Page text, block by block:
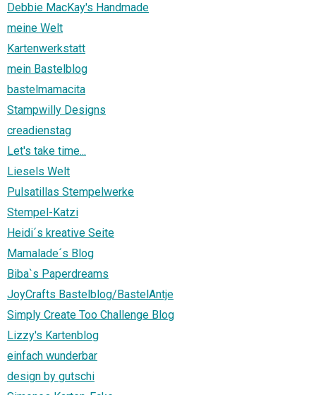
Debbie MacKay's Handmade
meine Welt
Kartenwerkstatt
mein Bastelblog
bastelmamacita
Stampwilly Designs
creadienstag
Let's take time...
Liesels Welt
Pulsatillas Stempelwerke
Stempel-Katzi
Heidi´s kreative Seite
Mamalade´s Blog
Biba`s Paperdreams
JoyCrafts Bastelblog/BastelAntje
Simply Create Too Challenge Blog
Lizzy's Kartenblog
einfach wunderbar
design by gutschi